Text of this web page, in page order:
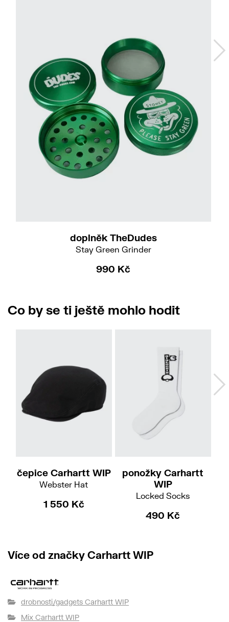
doplněk TheDudes
Stay Green Grinder
990 Kč
Co by se ti ještě mohlo hodit
čepice Carhartt WIP
Webster Hat
1 550 Kč
ponožky Carhartt
WIP
Locked Socks
490 Kč
Více od značky Carhartt WIP
drobnosti/gadgets Carhartt WIP
Mix Carhartt WIP